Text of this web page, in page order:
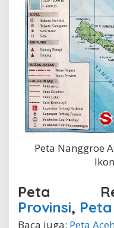
Peta Nanggroe
Peta
Provinsi,
Baca juga: Peta